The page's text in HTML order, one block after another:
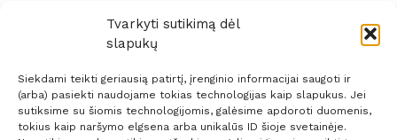
Tvarkyti sutikimą dėl
slapukų
Siekdami teikti geriausią patirtį, įrenginio informacijai saugoti ir
(arba) pasiekti naudojame tokias technologijas kaip slapukus. Jei
sutiksime su šiomis technologijomis, galėsime apdoroti duomenis,
tokius kaip naršymo elgsena arba unikalūs ID šioje svetainėje.
Pietų metas pažymėtas avarija
0 SHARES